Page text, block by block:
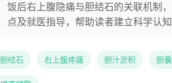
饭后右上腹隐痛与胆结石的关联机制
点及就医指导，帮助读者建立科学认
胆结石 右上腹疼痛 胆汁淤积 胆